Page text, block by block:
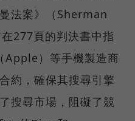
法案》（Sherman
277頁的判決書中指
Apple）等手機製造商
約，確保其搜尋引擎
搜尋市場，阻礙了競